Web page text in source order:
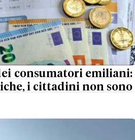
consumatori emiliani:
i cittadini non sono